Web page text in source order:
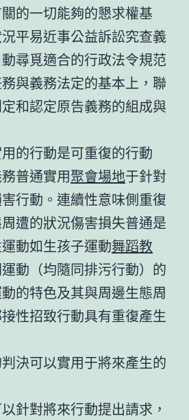
的一切能夠的懇求權基
平易近事公益訴訟究查義
尋覓適合的行政法令規范
與義務法定的基本上，聯
和認定原告義務的組成與
用的行動是可重復的行動
普通實用聚會場地于針對
行動。連續性意味側重復
遭的狀況傷害損失普通是
動如生孩子運動舞蹈教
動（均隨同排污行動）的
動的特色及其與周邊生態周
性招致行動具有重復產生
判決可以實用于將來產生的
針對將來行動提出請求，